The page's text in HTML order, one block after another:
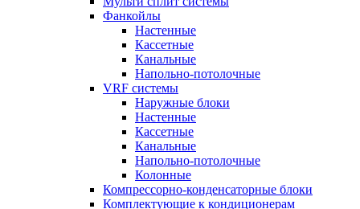
Фанкойлы
Настенные
Кассетные
Канальные
Напольно-потолочные
VRF системы
Наружные блоки
Настенные
Кассетные
Канальные
Напольно-потолочные
Колонные
Компрессорно-конденсаторные блоки
Комплектующие к кондиционерам